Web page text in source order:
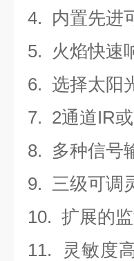
4. 内置先进
5. 火焰快速
6. 选择太阳
7. 2通道IR或
8. 多种信号
9. 三级可调
10. 扩展的
11.
灵敏度